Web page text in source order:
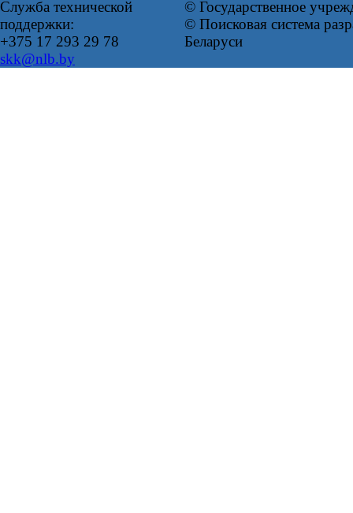
Служба технической
поддержки:
+375 17 293 29 78
skk@nlb.by
© Государственное
© Поисковая система
Беларуси